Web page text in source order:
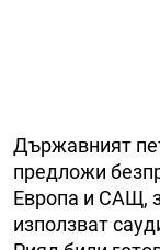
Държавният
предложи
Европа и САЩ,
използват